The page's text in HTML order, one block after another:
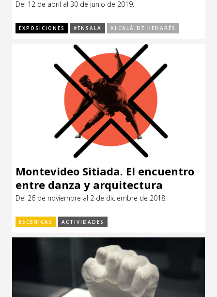
Espacio itinerante de lectura infantil
Formación
Género y Diversidad
Infantil y Juvenil
Medio Ambiente
Henares
Del 12 de abril al 30 de junio de 2019.
EXPOSICIONES #ENSALA ALCALÁ DE HENARÉS
Montevideo Sitiada. El encuentro
entre danza y arquitectura
Del 26 de noviembre al 2 de diciembre de 2018.
ESCÉNICAS ACTIVIDADES